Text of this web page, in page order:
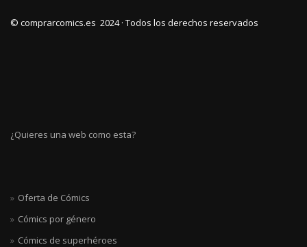
© comprarcomics.es 2024 · Todos los derechos reservados
¿Quieres una web como esta?
Oferta de Cómics
Cómics por género
Cómics de superhéroes